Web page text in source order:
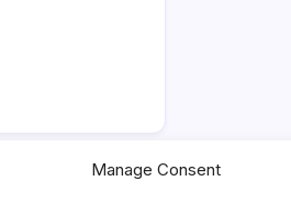
Manage Consent